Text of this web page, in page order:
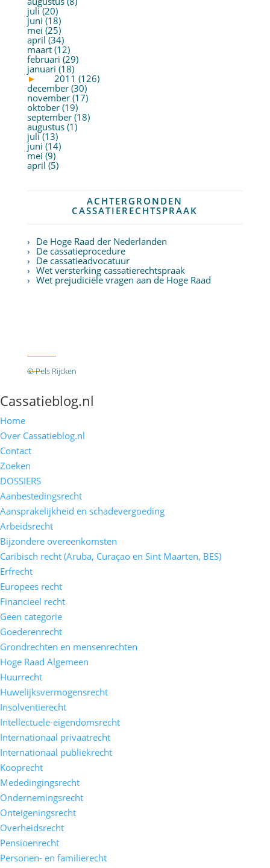
juli (20)
juni (18)
mei (25)
april (34)
maart (12)
februari (29)
januari (18)
►
2011 (126)
december (30)
november (17)
oktober (19)
september (18)
augustus (1)
juli (13)
juni (14)
mei (9)
april (5)
ACHTERGRONDEN
CASSATIERECHTSPRAAK
De Hoge Raad der Nederlanden
De cassatieprocedure
De cassatieadvocatuur
Wet versterking cassatierechtspraak
Wet prejudiciële vragen aan de Hoge Raad
© Pels Rijcken
Cassatieblog.nl
Home
Over Cassatieblog.nl
Contact
Zoeken
DOSSIERS
Aanbestedingsrecht
Aansprakelijkheid en schadevergoeding
Arbeidsrecht
Bijzondere overeenkomsten
Caribisch recht (Aruba, Curaçao en Sint Maarten, BES)
Erfrecht
Europees recht
Financieel recht
Geen categorie
Goederenrecht
Grondrechten en mensenrechten
Hoge Raad Algemeen
Huurrecht
Huwelijksvermogensrecht
Insolventierecht
Intellectuele-eigendomsrecht
Internationaal privaatrecht
Internationaal publiekrecht
Kooprecht
Mededingingsrecht
Ondernemingsrecht
Onteigeningsrecht
Overheidsrecht
Pensioenrecht
Personen- en familierecht